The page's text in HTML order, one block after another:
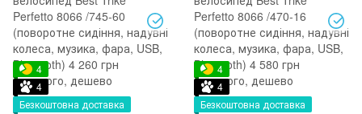
4
4
Безкоштовна доставка
4
4
Безкоштовна доставка